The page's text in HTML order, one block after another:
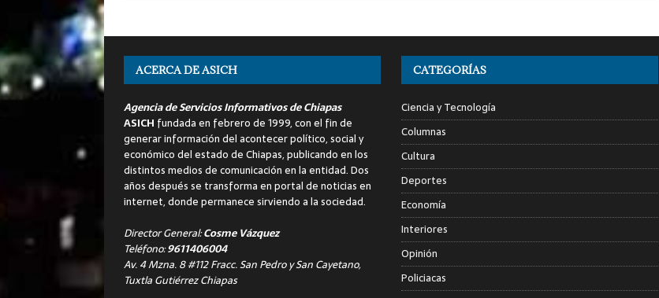
ACERCA DE ASICH
Agencia de Servicios Informativos de Chiapas
ASICH fundada en febrero de 1999, con el fin de
generar información del acontecer político, social y
económico del estado de Chiapas, publicando en los
distintos medios de comunicación en la entidad. Dos
años después se transforma en portal de noticias en
internet, donde permanece sirviendo a la sociedad.
Director General:Cosme Vázquez
Teléfono:9611406004
Av. 4 Mzna. 8 #112 Fracc. San Pedro y San Cayetano,
Tuxtla Gutiérrez Chiapas
CATEGORÍAS
Ciencia y Tecnología
Columnas
Cultura
Deportes
Economía
Interiores
Opinión
Policiacas